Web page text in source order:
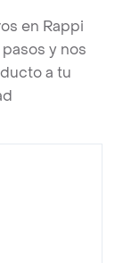
en Rappi
y nos
a tu